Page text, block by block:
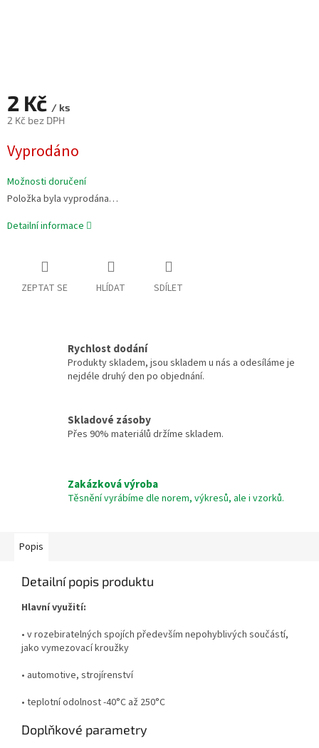
2 Kč / ks
2 Kč bez DPH
cena:
Vyprodáno
Možnosti doručení
Položka byla vyprodána…
Detailní informace
ZEPTAT SE HLÍDAT SDÍLET
Rychlost dodání
Produkty skladem, jsou skladem u nás a odesíláme je
nejdéle druhý den po objednání.
Skladové zásoby
Přes 90% materiálů držíme skladem.
Zakázková výroba
Těsnění vyrábíme dle norem, výkresů, ale i vzorků.
Popis
Detailní popis produktu
Hlavní využití:
• v rozebiratelných spojích především nepohyblivých součástí,
jako vymezovací kroužky
• automotive, strojírenství
• teplotní odolnost -40°C až 250°C
Doplňkové parametry